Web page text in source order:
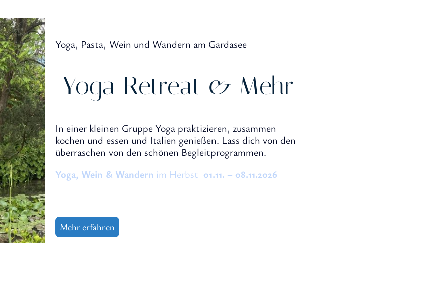
Yoga, Pasta, Wein und Wandern am Gardasee
Yoga Retreat & Mehr
In einer kleinen Gruppe Yoga praktizieren, zusammen
kochen und essen und Italien genießen. Lass dich von den
überraschen von den schönen Begleitprogrammen.
Yoga, Wein & Wandern im Herbst 01.11. – 08.11.2026
Mehr erfahren